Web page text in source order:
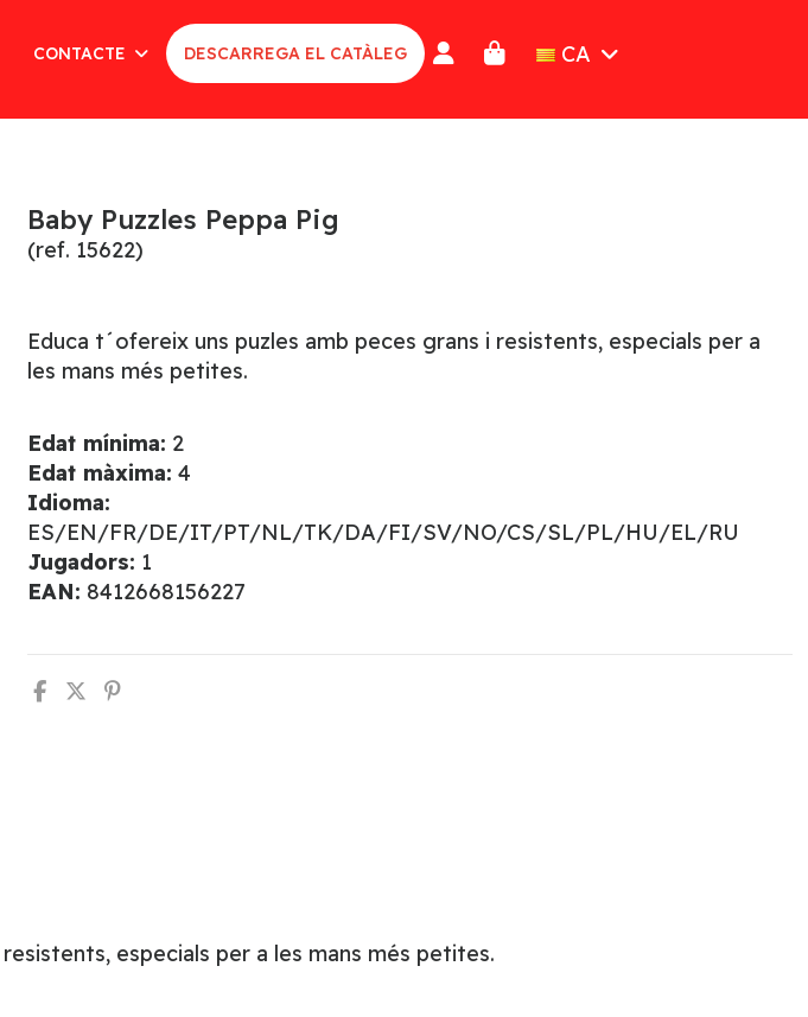
CONTACTE DESCARREGA EL CATÀLEG CA
Baby Puzzles Peppa Pig
(ref. 15622)
Educa t´ofereix uns puzles amb peces grans i resistents, especials per a
les mans més petites.
Edat mínima: 2
Edat màxima: 4
Idioma:
ES/EN/FR/DE/IT/PT/NL/TK/DA/FI/SV/NO/CS/SL/PL/HU/EL/RU
Jugadors: 1
EAN: 8412668156227
especials per a les mans més petites.